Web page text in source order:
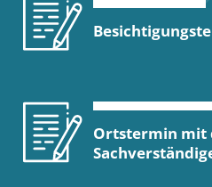
Ortstermin mit